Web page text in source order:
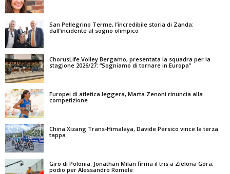
San Pellegrino Terme, l’incredibile storia di Zanda:
dall’incidente al sogno olimpico
ChorusLife Volley Bergamo, presentata la squadra per la
stagione 2026/27: “Sogniamo di tornare in Europa”
Europei di atletica leggera, Marta Zenoni rinuncia alla
competizione
China Xizang Trans-Himalaya, Davide Persico vince la terza
tappa
Giro di Polonia: Jonathan Milan firma il tris a Zielona Góra,
podio per Alessandro Romele